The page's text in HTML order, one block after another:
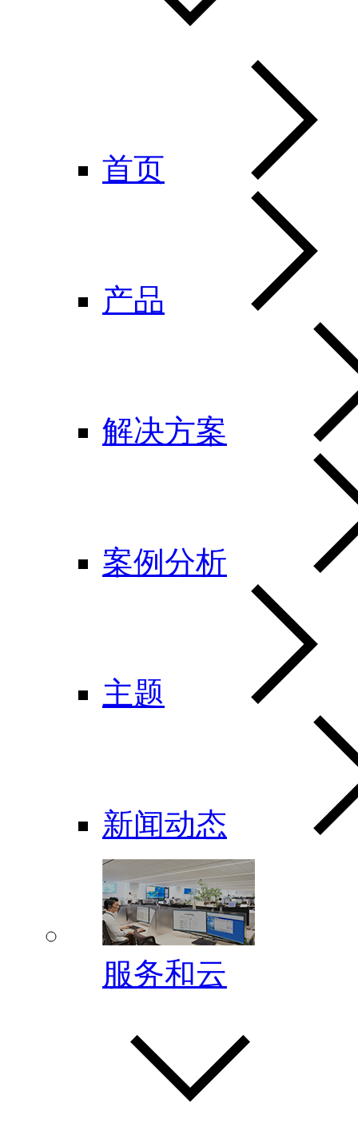
首页
产品
解决方案
案例分析
主题
新闻动态
服务和云